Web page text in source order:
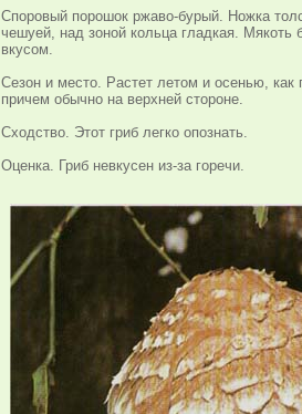
Споровый порошок ржаво-бурый. Ножка
чешуей, над зоной кольца гладкая. Мякоть
вкусом.
Сезон и место. Растет летом и осенью,
причем обычно на верхней стороне.
Сходство. Этот гриб легко опознать.
Оценка. Гриб невкусен из-за горечи.